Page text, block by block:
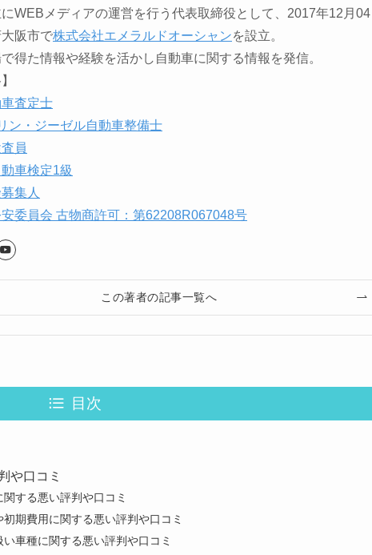
WEBメディアの運営を行う代表取締役として、2017年12月04
阪市で株式会社エメラルドオーシャンを設立。
得た情報や経験を活かし自動車に関する情報を発信。
査定士
ン・ジーゼル自動車整備士
員
動車検定1級
集人
委員会 古物商許可：第62208R067048号
この著者の記事一覧へ
目次
や口コミ
する悪い評判や口コミ
期費用に関する悪い評判や口コミ
車種に関する悪い評判や口コミ